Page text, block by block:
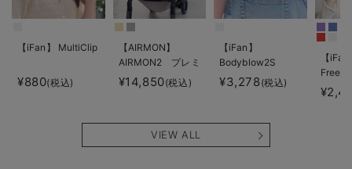
【iFan】 MultiClip
¥880(税込)
【AIRMON】
AIRMON2 プレミ
アム
¥14,850(税込)
【iFan】
Bodyblow2S
¥3,278(税込)
【
Freeze
VIEW ALL